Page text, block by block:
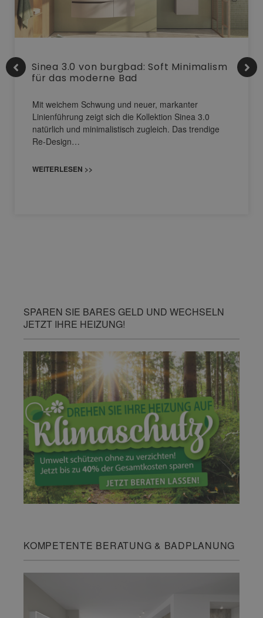
Sinea 3.0 von burgbad: Soft Minimalism
für das moderne Bad
Mit weichem Schwung und neuer, markanter
Linienführung zeigt sich die Kollektion Sinea 3.0
natürlich und minimalistisch zugleich. Das trendige
Re-Design…
WEITERLESEN >>
SPAREN SIE BARES GELD UND WECHSELN
JETZT IHRE HEIZUNG!
KOMPETENTE BERATUNG & BADPLANUNG